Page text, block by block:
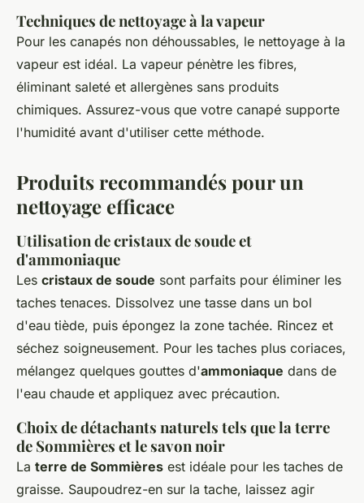
Techniques de nettoyage à la vapeur
Pour les canapés non déhoussables, le nettoyage à la
vapeur est idéal. La vapeur pénètre les fibres,
éliminant saleté et allergènes sans produits
chimiques. Assurez-vous que votre canapé supporte
l'humidité avant d'utiliser cette méthode.
Produits recommandés pour un
nettoyage efficace
Utilisation de cristaux de soude et
d'ammoniaque
Les cristaux de soude sont parfaits pour éliminer les
taches tenaces. Dissolvez une tasse dans un bol
d'eau tiède, puis épongez la zone tachée. Rincez et
séchez soigneusement. Pour les taches plus coriaces,
mélangez quelques gouttes d'ammoniaque dans de
l'eau chaude et appliquez avec précaution.
Choix de détachants naturels tels que la terre
de Sommières et le savon noir
La terre de Sommières est idéale pour les taches de
graisse. Saupoudrez-en sur la tache, laissez agir